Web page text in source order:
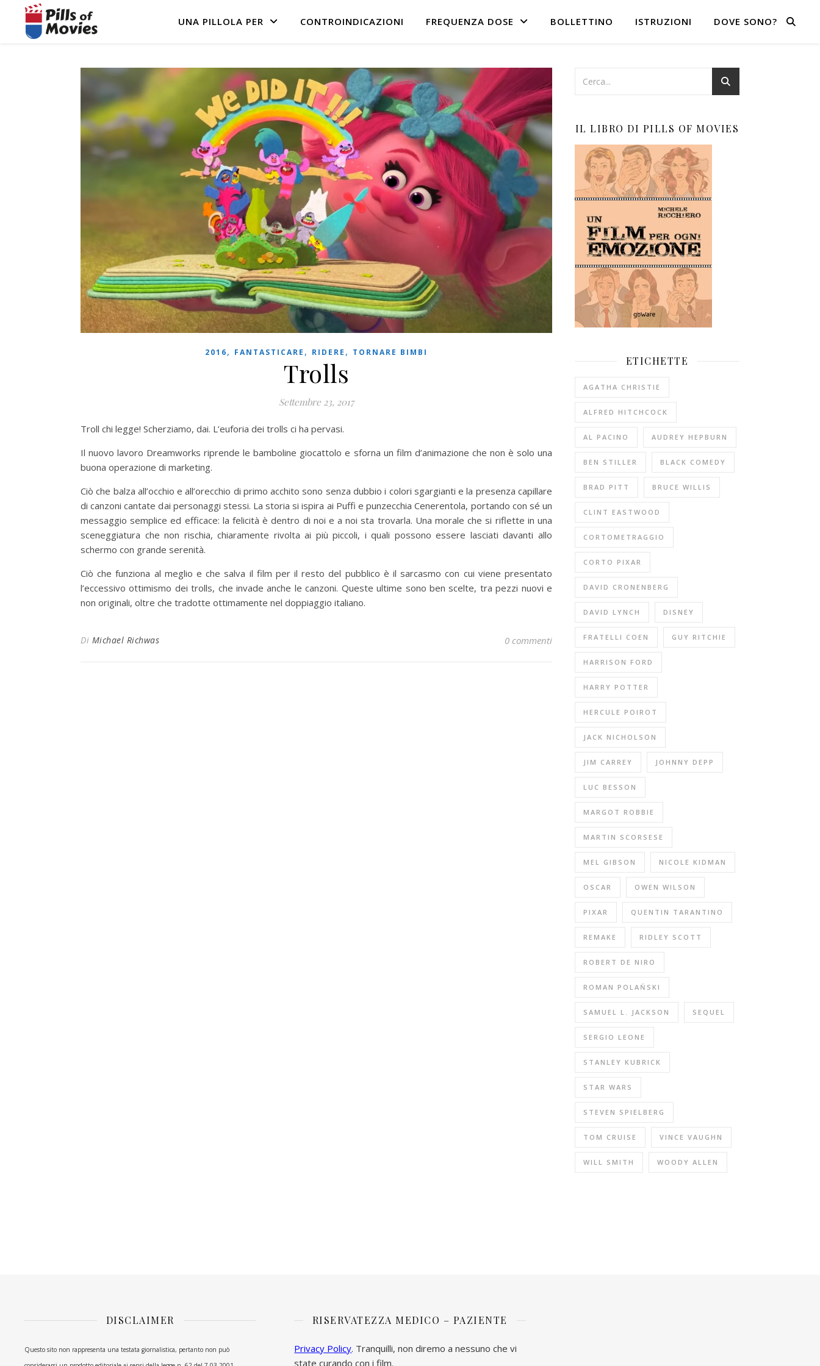
UNA PILLOLA PER CONTROINDICAZIONI FREQUENZA DOSE BOLLETTINO ISTRUZIONI DOVE SONO?
2016, FANTASTICARE , RIDERE , TORNARE BIMBI
Trolls
Settembre 23, 2017
Troll chi legge! Scherziamo, dai. L’euforia dei trolls ci ha pervasi.
Il nuovo lavoro Dreamworks riprende le bamboline giocattolo e sforna un film d’animazione che non è solo una
buona operazione di marketing.
Ciò che balza all’occhio e all’orecchio di primo acchito sono senza dubbio i colori sgargianti e la presenza capillare
di canzoni cantate dai personaggi stessi. La storia si ispira ai Puffi e punzecchia Cenerentola, portando con sé un
messaggio semplice ed efficace: la felicità è dentro di noi e a noi sta trovarla. Una morale che si riflette in una
sceneggiatura che non rischia, chiaramente rivolta ai più piccoli, i quali possono essere lasciati davanti allo
schermo con grande serenità.
Ciò che funziona al meglio e che salva il film per il resto del pubblico è il sarcasmo con cui viene presentato
l’eccessivo ottimismo dei trolls, che invade anche le canzoni. Queste ultime sono ben scelte, tra pezzi nuovi e
non originali, oltre che tradotte ottimamente nel doppiaggio italiano.
Di Michael Richwas 0 commenti
IL LIBRO DI PILLS OF MOVIES
ETICHETTE
AGATHA CHRISTIE
ALFRED HITCHCOCK
AL PACINO AUDREY HEPBURN
BEN STILLER BLACK COMEDY
BRAD PITT BRUCE WILLIS
CLINT EASTWOOD
CORTOMETRAGGIO
CORTO PIXAR
DAVID CRONENBERG
DAVID LYNCH DISNEY
FRATELLI COEN GUY RITCHIE
HARRISON FORD
HARRY POTTER
HERCULE POIROT
JACK NICHOLSON
JIM CARREY JOHNNY DEPP
LUC BESSON
MARGOT ROBBIE
MARTIN SCORSESE
MEL GIBSON NICOLE KIDMAN
OSCAR OWEN WILSON
PIXAR QUENTIN TARANTINO
REMAKE RIDLEY SCOTT
ROBERT DE NIRO
ROMAN POLAŃSKI
SAMUEL L. JACKSON SEQUEL
SERGIO LEONE
STANLEY KUBRICK
STAR WARS
STEVEN SPIELBERG
TOM CRUISE VINCE VAUGHN
WILL SMITH WOODY ALLEN
DISCLAIMER
Questo sito non rappresenta una testata giornalistica, pertanto non può
RISERVATEZZA MEDICO – PAZIENTE
Privacy Policy. Tranquilli, non diremo a nessuno che vi
state curando con i film.